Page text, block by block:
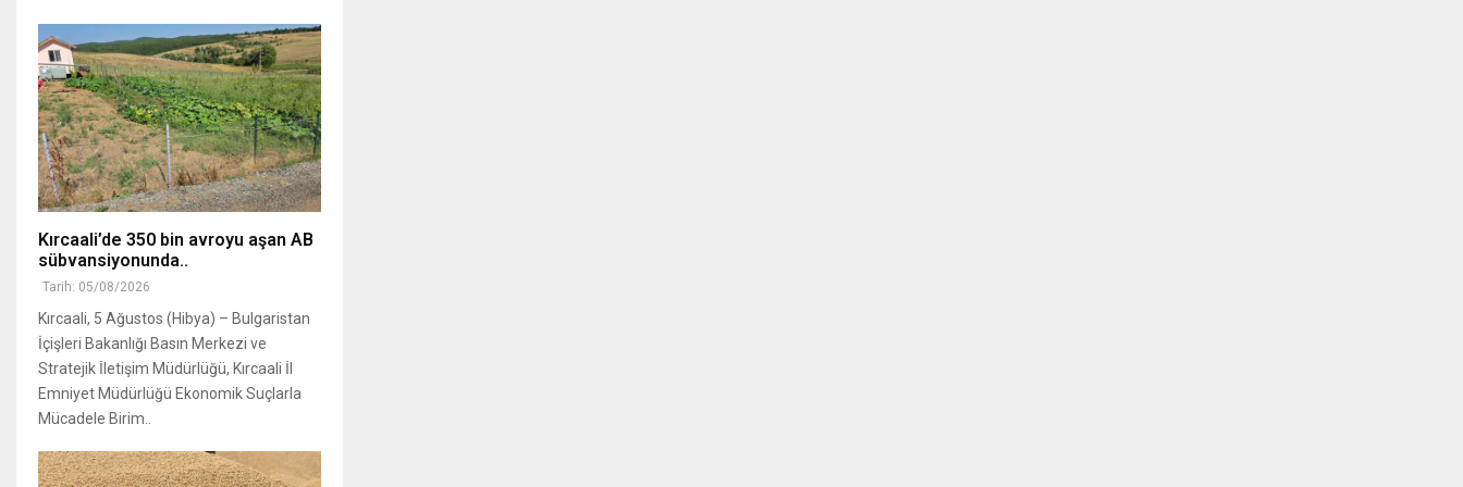
Kırcaali’de 350 bin avroyu aşan AB
sübvansiyonunda..
Tarih: 05/08/2026
Kırcaali, 5 Ağustos (Hibya) – Bulgaristan
İçişleri Bakanlığı Basın Merkezi ve
Stratejik İletişim Müdürlüğü, Kırcaali İl
Emniyet Müdürlüğü Ekonomik Suçlarla
Mücadele Birim..